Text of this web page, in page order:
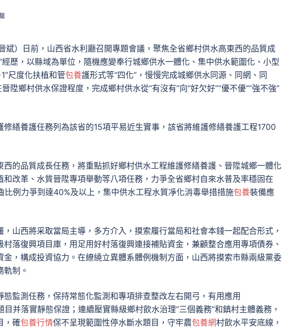
）日前，山西省水利廳召開專題會議，聚焦全省鄉村供水高東西的品質成
歷，以縣域為單位，隨機應變奉行城鄉供水一體化、集中供水範圍化、小型
尺度化扶植和管包養護形式等“四化”，慢慢完成城鄉供水同源、同網、同
陞鄉村供水保證程度，完成鄉村供水從“有沒有”向“好欠好”“優不優”“強不強”
繕養護任務列為該省的15項平易近生實事，該省將維護修繕養護工程1700
的品質成長任務，將重點抓好鄉村供水工程維護修繕養護、晉陞城鄉一體化
改革、水質晉陞專項舉動等八項任務，力爭全省鄉村自來水普及率穩固在
例力爭到達40%及以上，集中供水工程水質凈化消毒舉措措施包養裝備應
山西將采取當局主導，多方介入，摸索履行當局和社會本錢一起配合形式，
落復興項目庫，用足用好村落復興連接補貼資金，兼顧整合應用專項債券、
金，構成投資協力。在繚繞立異體系體例機制方面，山西將摸索市縣兩級黨委
制。
監測任務，保持常態化監測和專項排查整改左右開弓，有用應用
并落實靜態保證；連續壓實縣級鄉村飲水治理“三個義務”和鎮村主體義務，
，確包養行情保不呈現範圍性停水斷水題目，守牢農包養網村飲水平安底線，